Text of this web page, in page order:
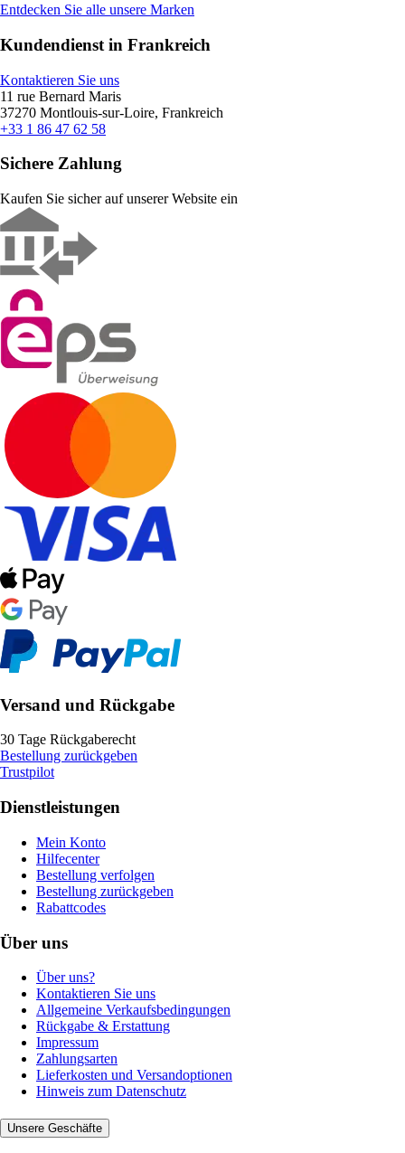
Entdecken Sie alle unsere Marken
Kundendienst in Frankreich
Kontaktieren Sie uns
11 rue Bernard Maris
37270 Montlouis-sur-Loire, Frankreich
+33 1 86 47 62 58
Sichere Zahlung
Kaufen Sie sicher auf unserer Website ein
Versand und Rückgabe
30 Tage Rückgaberecht
Bestellung zurückgeben
Trustpilot
Dienstleistungen
Mein Konto
Hilfecenter
Bestellung verfolgen
Bestellung zurückgeben
Rabattcodes
Über uns
Über uns?
Kontaktieren Sie uns
Allgemeine Verkaufsbedingungen
Rückgabe & Erstattung
Impressum
Zahlungsarten
Lieferkosten und Versandoptionen
Hinweis zum Datenschutz
Unsere Geschäfte